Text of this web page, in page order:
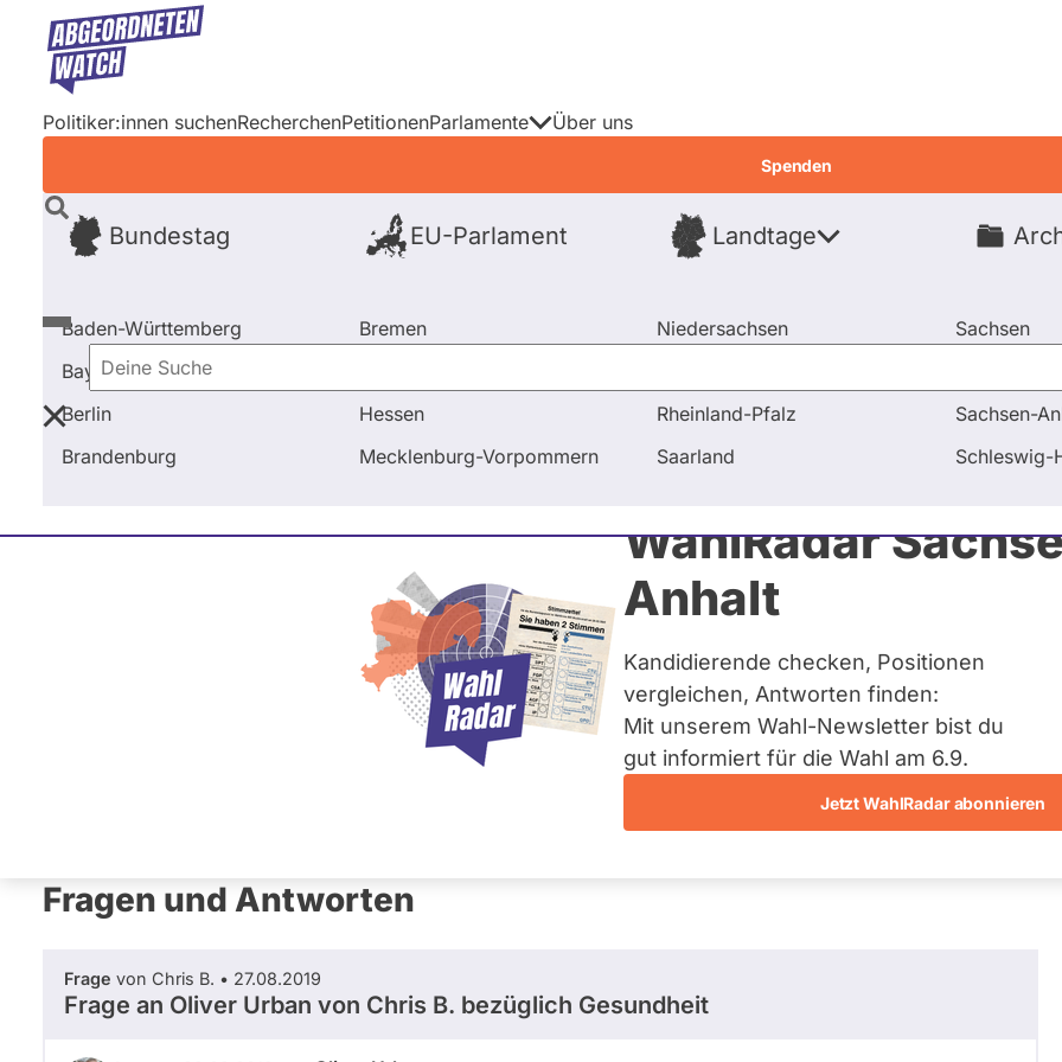
Direkt
Inhalt
Politiker:innen suchenRecherchenPetitionenParlamente
Bundestag EU-Parlament Landtage
Baden-Württemberg
Bayern
Berlin
Brandenburg
Bremen
Hessen
Mecklenburg-Vorpommern
Niedersachsen
Rheinland-Pfalz
Saarland
Sachsen
Sachsen-
Schleswig-
Über uns
Spenden
Deine
Suche
WahlRadar
Anhalt
Kandidierende checken, Positionen
vergleichen, Antworten finden:
Mit unserem Wahl-Newsletter bist du
gut informiert für die Wahl am 6.9.
Jetzt WahlRadar abonnieren
Startseite Frage stellen Oliver Urban
Oliver Urban
Dieser Politiker hat kein aktuelles und kein zukünftiges
Mandat und keine Direktandidatur auf Landes-, Bundes-
oder EU-Ebene. Mögliche Kandidaturen über eine
Wahlliste werden bei uns nicht erfasst.
Fragen und Antworten
Frage von Chris B. • 27.08.2019
Frage an Oliver Urban von Chris B. bezüglich Gesundheit